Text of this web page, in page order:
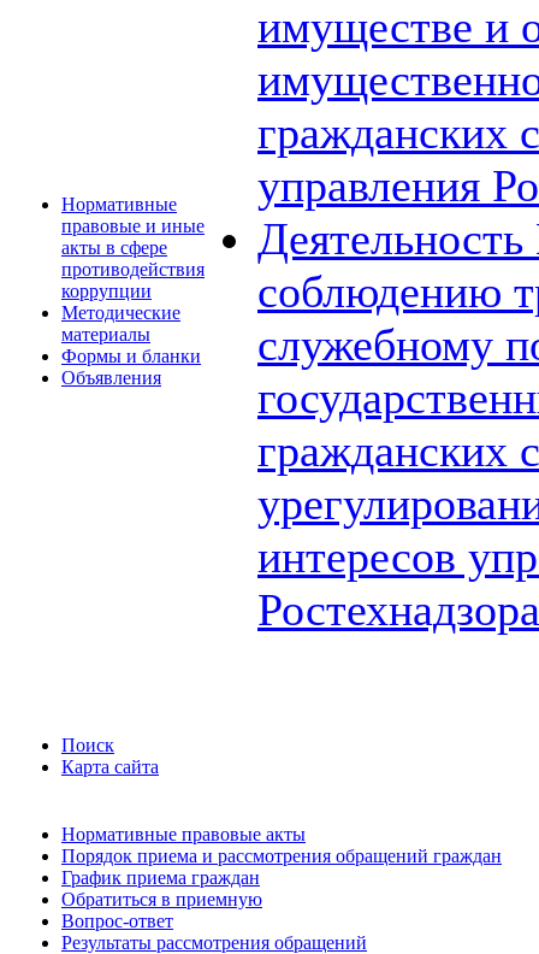
Нормативные
правовые и иные
акты в сфере
противодействия
коррупции
Методические
материалы
Формы и бланки
Объявления
имуществе и
гражданских
управления
соблюдению
служебному
гражданских
интересов
Ростехнадзора
Поиск
Карта сайта
Нормативные правовые акты
Порядок приема и рассмотрения обращений граждан
График приема граждан
Обратиться в приемную
Вопрос-ответ
Результаты рассмотрения обращений